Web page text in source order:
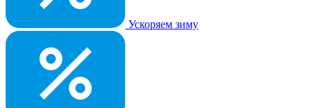
Ускоряем зиму